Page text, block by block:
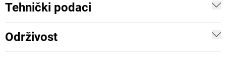
Tehnički podaci
Održivost